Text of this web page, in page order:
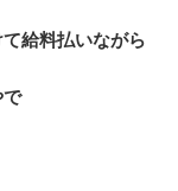
給料払いながら
で